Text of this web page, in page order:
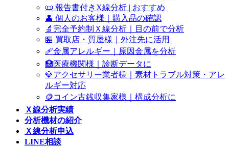
📜 報告書付きX線分析 | おすすめ
👤 個人のお客様｜購入品の確認
🔬完全予約制Ｘ線分析｜目の前で分析
🏪 買取店・質屋様｜外注先に活用
🩹金属アレルギー｜原因金属を分析
🏥医療機関様｜診断データに
💎アクセサリー業者様｜素材トラブル対策・アレ
ルギー対応
🪙コイン古銭収集家様｜構成分析に
Ｘ線分析実績
分析機材の紹介
Ｘ線分析申込
LINE相談